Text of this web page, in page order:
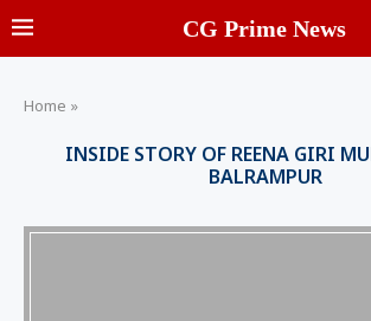
CG Prime News
Home »
INSIDE STORY OF REENA GIRI
BALRAMPUR